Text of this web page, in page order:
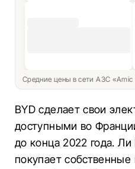
Средние цены в сети АЗС «Amic
BYD сделает свои
доступными во
до конца 2022 года. Ли
покупает собственные